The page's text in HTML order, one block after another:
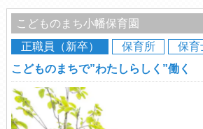
こどものまち小幡保育園
正職員（新卒）
保育所
保育
こどものまちで”わたしらしく”働く